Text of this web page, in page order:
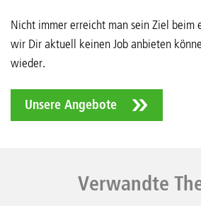
Nicht immer erreicht man sein Ziel beim
wir Dir aktuell keinen Job anbieten
wieder.
Unsere Angebote
Verwandte